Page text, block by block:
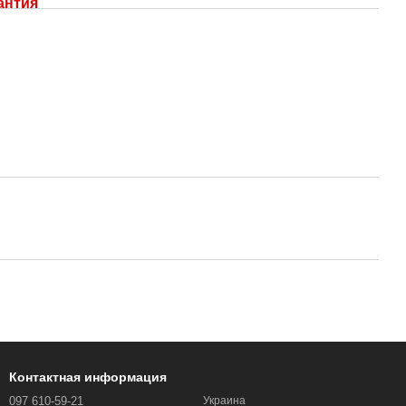
Контактная информация
097 610-59-21 Украина